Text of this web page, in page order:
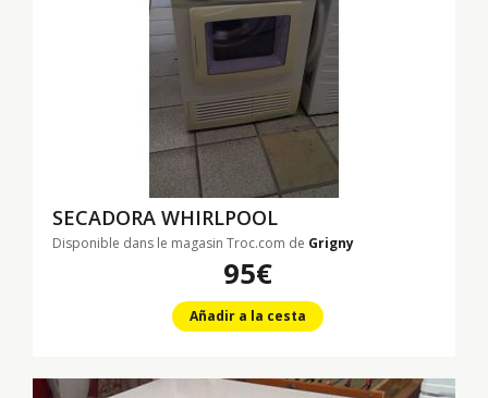
SECADORA WHIRLPOOL
Disponible dans le magasin Troc.com de Grigny
95€
Añadir a la cesta